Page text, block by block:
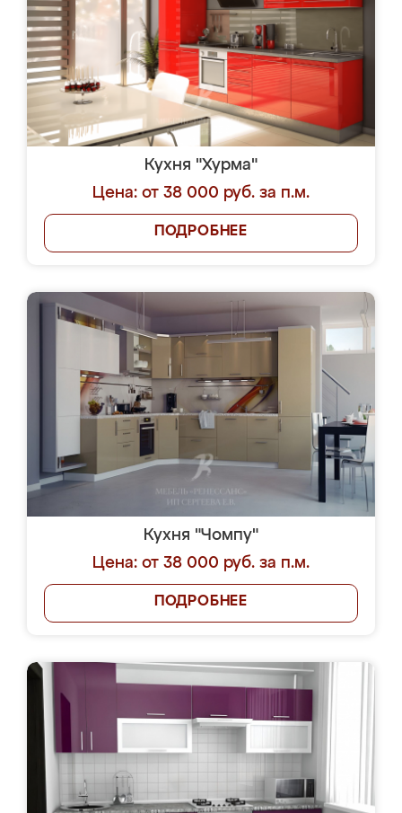
Кухня "Хурма"
Цена: от 38 000 руб. за п.м.
ПОДРОБНЕЕ
Кухня "Чомпу"
Цена: от 38 000 руб. за п.м.
ПОДРОБНЕЕ